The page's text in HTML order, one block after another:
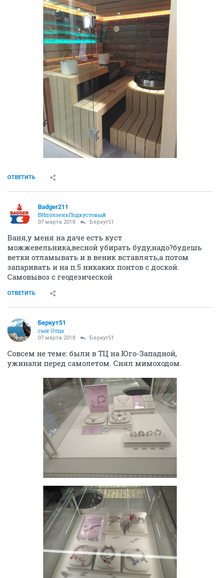
ОТВЕТИТЬ
Badger211
ВИползеньПодкустовый
07 марта 2018 Беркут51
Ваня,у меня на даче есть куст
можжевельника,весной убирать буду,надо?будешь
ветки отламывать и в веник вставлять,а потом
запаривать и на п.5 никаких понтов с доской.
Самовывоз с геодезической
ОТВЕТИТЬ
Беркут51
сын Отца
07 марта 2018 Беркут51
Совсем не теме: были в ТЦ на Юго-Западной,
ужинали перед самолетом. Снял мимоходом.